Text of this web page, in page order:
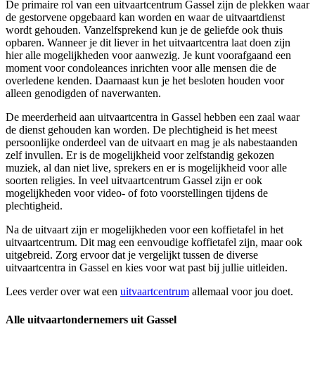
De primaire rol van een uitvaartcentrum Gassel zijn de plekken waar
de gestorvene opgebaard kan worden en waar de uitvaartdienst
wordt gehouden. Vanzelfsprekend kun je de geliefde ook thuis
opbaren. Wanneer je dit liever in het uitvaartcentra laat doen zijn
hier alle mogelijkheden voor aanwezig. Je kunt voorafgaand een
moment voor condoleances inrichten voor alle mensen die de
overledene kenden. Daarnaast kun je het besloten houden voor
alleen genodigden of naverwanten.
De meerderheid aan uitvaartcentra in Gassel hebben een zaal waar
de dienst gehouden kan worden. De plechtigheid is het meest
persoonlijke onderdeel van de uitvaart en mag je als nabestaanden
zelf invullen. Er is de mogelijkheid voor zelfstandig gekozen
muziek, al dan niet live, sprekers en er is mogelijkheid voor alle
soorten religies. In veel uitvaartcentrum Gassel zijn er ook
mogelijkheden voor video- of foto voorstellingen tijdens de
plechtigheid.
Na de uitvaart zijn er mogelijkheden voor een koffietafel in het
uitvaartcentrum. Dit mag een eenvoudige koffietafel zijn, maar ook
uitgebreid. Zorg ervoor dat je vergelijkt tussen de diverse
uitvaartcentra in Gassel en kies voor wat past bij jullie uitleiden.
Lees verder over wat een uitvaartcentrum allemaal voor jou doet.
Alle uitvaartondernemers uit Gassel